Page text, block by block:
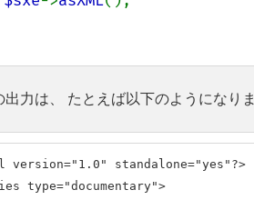
出力は、 たとえば以下のようになり
version="1.0" standalone="yes"?>
type="documentary">